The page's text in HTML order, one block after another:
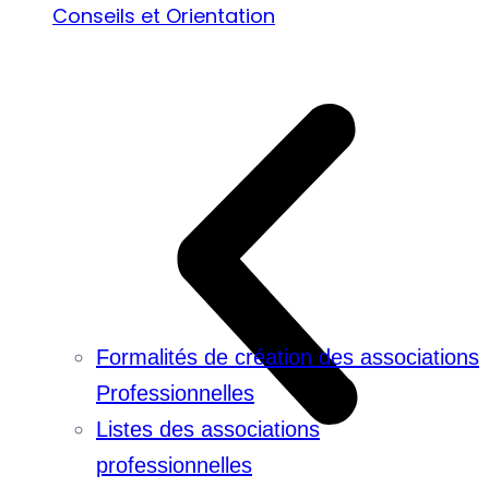
Conseils et Orientation
Formalités de création des associations
Professionnelles
Listes des associations
professionnelles